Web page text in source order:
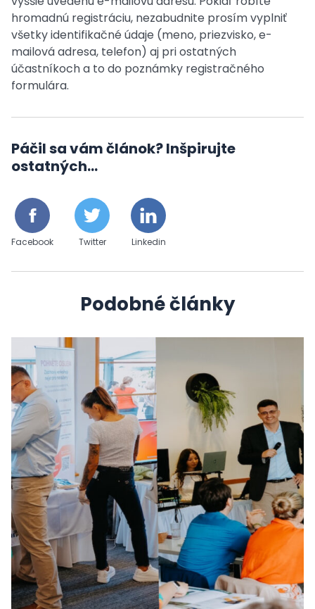
hromadnú registráciu, nezabudnite prosím vyplniť
všetky identifikačné údaje (meno, priezvisko, e-
mailová adresa, telefon) aj pri ostatných
účastníkoch a to do poznámky registračného
formulára.
Páčil sa vám článok? Inšpirujte
ostatných...
Facebook Twitter Linkedin
Podobné články